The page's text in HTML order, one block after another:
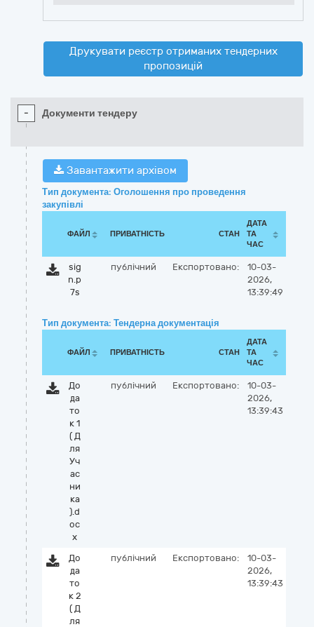
Друкувати реєстр отриманих тендерних
пропозицій
- Документи тендеру
Завантажити архівом
Тип документа: Оголошення про проведення
закупівлі
ФАЙЛ ПРИВАТНІСТЬ СТАН
ДАТА
ТА
ЧАС
sig
n.p
7s
публічний Експортовано:
10-03-
2026,
13:39:49
Тип документа: Тендерна документація
ФАЙЛ ПРИВАТНІСТЬ СТАН
ДАТА
ТА
ЧАС
До
да
то
к 1
( Д
ля
Уч
ас
ни
ка
).d
oc
x
публічний Експортовано:
10-03-
2026,
13:39:43
До
да
то
к 2
( Д
ля
публічний Експортовано:
10-03-
2026,
13:39:43